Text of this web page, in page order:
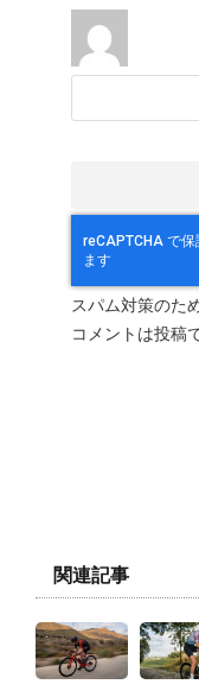
スパム対策のた
コメントは投稿
関連記事